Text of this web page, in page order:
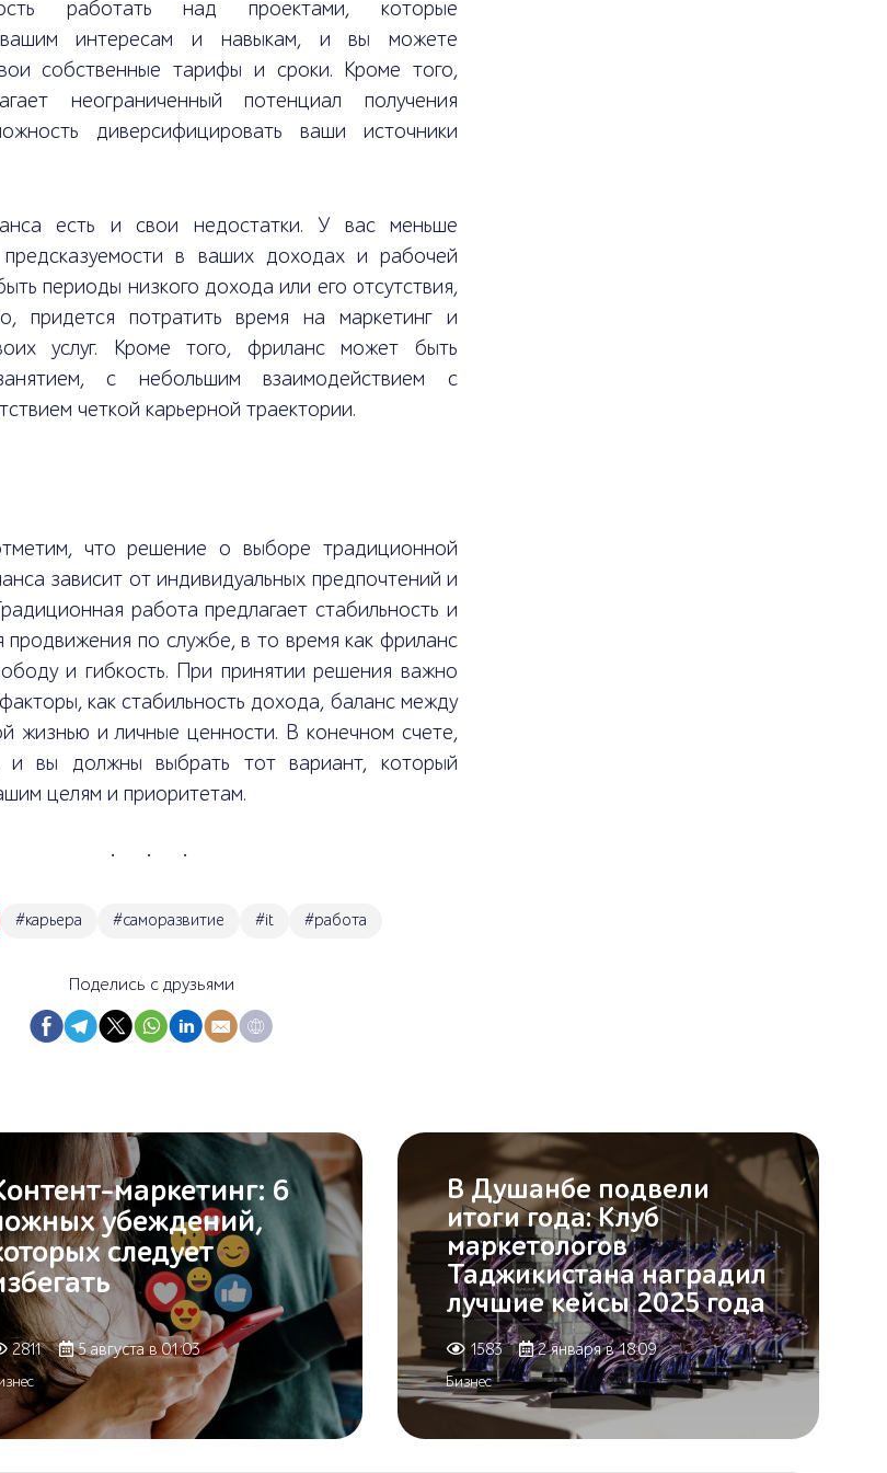
работать над проектами, которые
вашим интересам и навыкам, и вы можете
собственные тарифы и сроки. Кроме того,
неограниченный потенциал получения
диверсифицировать ваши источники
есть и свои недостатки. У вас меньше
предсказуемости в ваших доходах и рабочей
периоды низкого дохода или его отсутствия,
придется потратить время на маркетинг и
услуг. Кроме того, фриланс может быть
с небольшим взаимодействием с
четкой карьерной траектории.
что решение о выборе традиционной
зависит от индивидуальных предпочтений и
работа предлагает стабильность и
продвижения по службе, в то время как фриланс
и гибкость. При принятии решения важно
как стабильность дохода, баланс между
жизнью и личные ценности. В конечном счете,
вы должны выбрать тот вариант, который
целям и приоритетам.
#карьера #саморазвитие #it #работа
Поделись с друзьями
E(DLCkK
маркетинг: 6
убеждений,
следует
2811 5 августа в 01:03
В Душанбе подвели
итоги года: Клуб
маркетологов
Таджикистана наградил
лучшие кейсы 2025 года
1583 2 января в 18:09
Бизнес